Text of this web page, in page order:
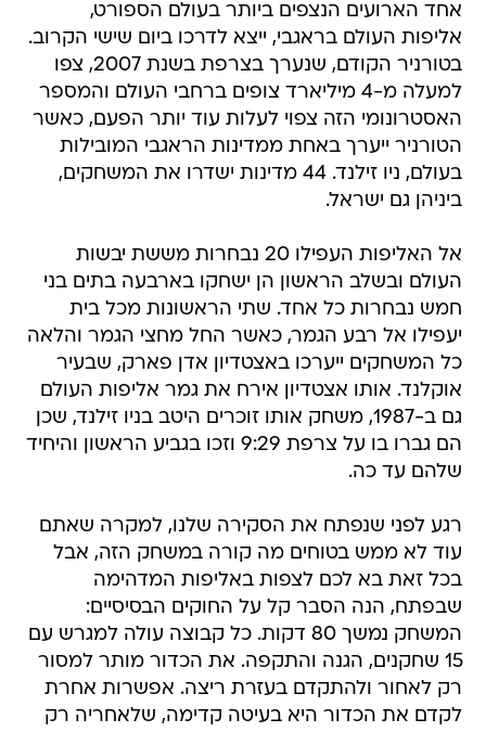
אחד הארועים הנצפים ביותר בעולם הספורט,
אליפות העולם בראגבי, ייצא לדרכו ביום שישי הקרוב.
בטורניר הקודם, שנערך בצרפת בשנת 2007, צפו
למעלה מ-4 מיליארד צופים ברחבי העולם והמספר
האסטרונומי הזה צפוי לעלות עוד יותר הפעם, כאשר
הטורניר ייערך באחת ממדינות הראגבי המובילות
בעולם, ניו זילנד. 44 מדינות ישדרו את המשחקים,
ביניהן גם ישראל.
אל האליפות העפילו 20 נבחרות מששת יבשות
העולם ובשלב הראשון הן ישחקו בארבעה בתים בני
חמש נבחרות כל אחד. שתי הראשונות מכל בית
יעפילו אל רבע הגמר, כאשר החל מחצי הגמר והלאה
כל המשחקים ייערכו באצטדיון אדן פארק, שבעיר
אוקלנד. אותו אצטדיון אירח את גמר אליפות העולם
גם ב-1987, משחק אותו זוכרים היטב בניו זילנד, שכן
הם גברו בו על צרפת 9:29 וזכו בגביע הראשון והיחיד
שלהם עד כה.
רגע לפני שנפתח את הסקירה שלנו, למקרה שאתם
עוד לא ממש בטוחים מה קורה במשחק הזה, אבל
בכל זאת בא לכם לצפות באליפות המדהימה
שבפתח, הנה הסבר קל על החוקים הבסיסיים:
המשחק נמשך 80 דקות. כל קבוצה עולה למגרש עם
15 שחקנים, הגנה והתקפה. את הכדור מותר למסור
רק לאחור ולהתקדם בעזרת ריצה. אפשרות אחרת
לקדם את הכדור היא בעיטה קדימה, שלאחריה רק